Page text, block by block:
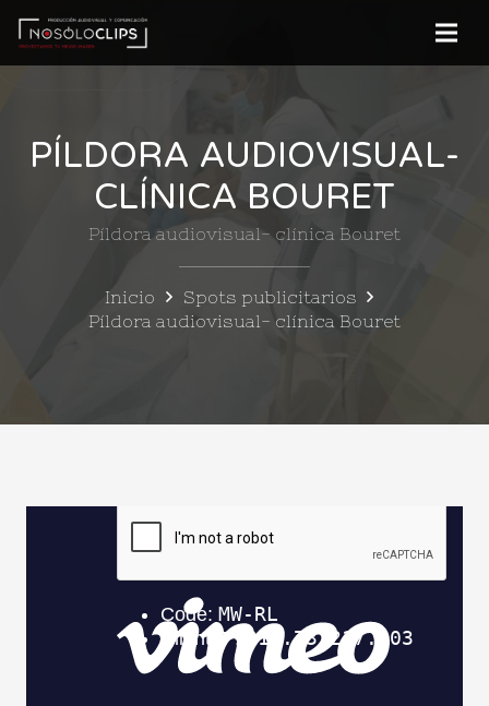
PÍLDORA AUDIOVISUAL-
CLÍNICA BOURET
Píldora audiovisual- clínica Bouret
Inicio
Spots publicitarios
Píldora audiovisual- clínica Bouret